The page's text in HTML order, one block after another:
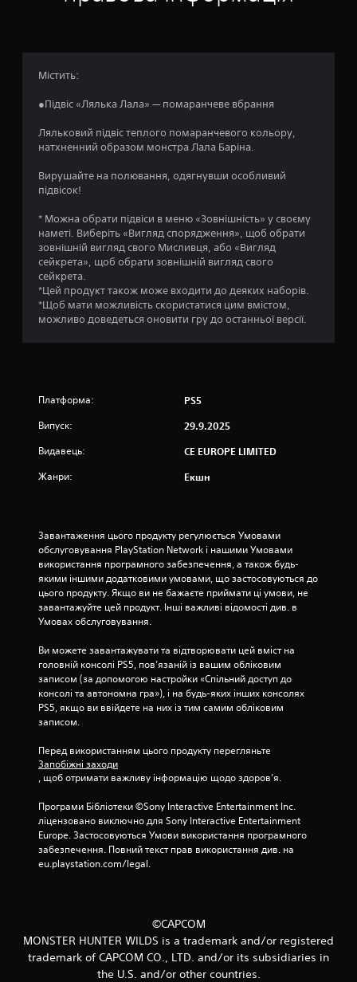
2
п
я
т
и
а
о
с
в
о
ц
к
Містить:
●Підвіс «Лялька Лала» — помаранчеве вбрання
Ляльковий підвіс теплого помаранчевого кольору,
натхненний образом монстра Лала Баріна.
Вирушайте на полювання, одягнувши особливий
підвісок!
* Можна обрати підвіси в меню «Зовнішність» у своєму
наметі. Виберіть «Вигляд спорядження», щоб обрати
зовнішній вигляд свого Мисливця, або «Вигляд
сейкрета», щоб обрати зовнішній вигляд свого
сейкрета.
*Цей продукт також може входити до деяких наборів.
*Щоб мати можливість скористатися цим вмістом,
можливо доведеться оновити гру до останньої версії.
Платформа: PS5
Випуск: 29.9.2025
Видавець: CE EUROPE LIMITED
Жанри: Екшн
Завантаження цього продукту регулюється Умовами
обслуговування PlayStation Network і нашими Умовами
використання програмного забезпечення, а також будь-
якими іншими додатковими умовами, що застосовуються до
цього продукту. Якщо ви не бажаєте приймати ці умови, не
завантажуйте цей продукт. Інші важливі відомості див. в
Умовах обслуговування.
Ви можете завантажувати та відтворювати цей вміст на
головній консолі PS5, пов’язаній із вашим обліковим
записом (за допомогою настройки «Спільний доступ до
консолі та автономна гра»), і на будь-яких інших консолях
PS5, якщо ви ввійдете на них із тим самим обліковим
записом.
Перед використанням цього продукту перегляньте
Запобіжні заходи
, щоб отримати важливу інформацію щодо здоров’я.
Програми Бібліотеки ©Sony Interactive Entertainment Inc.
ліцензовано виключно для Sony Interactive Entertainment
Europe. Застосовуються Умови використання програмного
забезпечення. Повний текст прав використання див. на
eu.playstation.com/legal.
©CAPCOM
MONSTER HUNTER WILDS is a trademark and/or registered
trademark of CAPCOM CO., LTD. and/or its subsidiaries in
the U.S. and/or other countries.